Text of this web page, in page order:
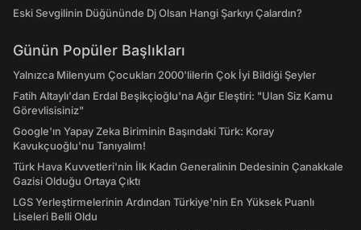
Eski Sevgilinin Düğününde Dj Olsan Hangi Şarkıyı Çalardın?
Günün Popüler Başlıkları
Yalnızca Milenyum Çocukları 2000'lilerin Çok İyi Bildiği Şeyler
Fatih Altaylı'dan Erdal Beşikçioğlu'na Ağır Eleştiri: "Ulan Siz Kamu
Görevlisisiniz"
Google'ın Yapay Zeka Biriminin Başındaki Türk: Koray
Kavukçuoğlu'nu Tanıyalım!
Türk Hava Kuvvetleri'nin İlk Kadın Generalinin Dedesinin Çanakkale
Gazisi Olduğu Ortaya Çıktı
LGS Yerleştirmelerinin Ardından Türkiye'nin En Yüksek Puanlı
Liseleri Belli Oldu